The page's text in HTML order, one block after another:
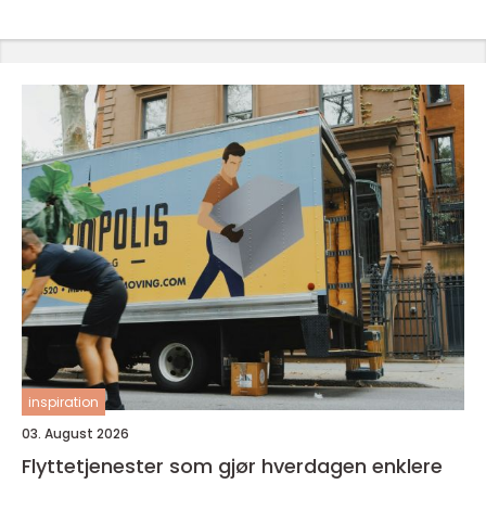
inspiration
03. August 2026
Flyttetjenester som gjør hverdagen enklere